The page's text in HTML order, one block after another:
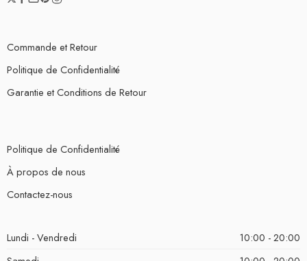
Commande et Retour
Politique de Confidentialité
Garantie et Conditions de Retour
Politique de Confidentialité
À propos de nous
Contactez-nous
Lundi - Vendredi
10:00 - 20:00